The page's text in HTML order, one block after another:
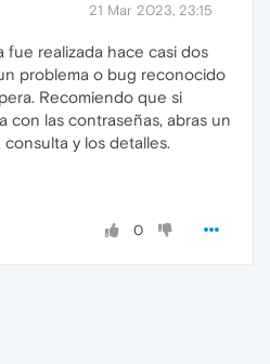
21 Mar 2023, 23:15
fue realizada hace casi dos
problema o bug reconocido
Recomiendo que si
con las contraseñas, abras un
y los detalles.
0